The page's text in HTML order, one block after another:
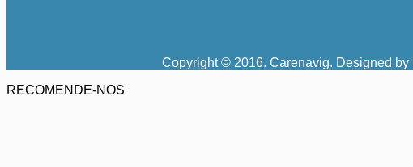
Copyright © 2016. Carenavig. Designed by
RECOMENDE-NOS